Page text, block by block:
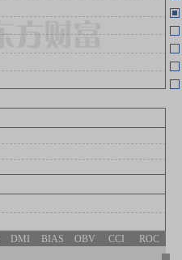
04-18
DMI BIAS OBV CCI ROC